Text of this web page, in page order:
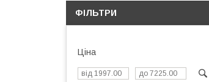
ФІЛЬТРИ
Ціна